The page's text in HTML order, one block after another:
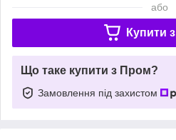
або
Купити з
Що таке купити з Пром?
Замовлення під захистом